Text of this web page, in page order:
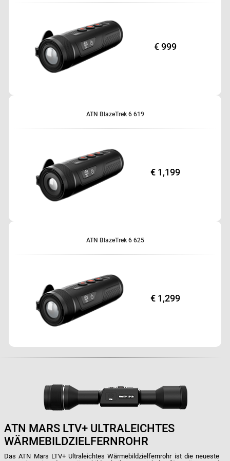
€ 999
ATN BlazeTrek 6 619
€ 1,199
ATN BlazeTrek 6 625
€ 1,299
ATN MARS LTV+ ULTRALEICHTES
WÄRMEBILDZIELFERNROHR
Das ATN Mars LTV+ Ultraleichtes Wärmebildzielfernrohr ist die neueste